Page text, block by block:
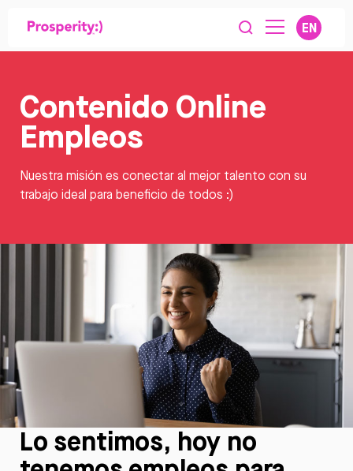
EN
Contenido Online
Empleos
Nuestra misión es conectar al mejor talento con su
trabajo ideal para beneficio de todos :)
Lo sentimos, hoy no